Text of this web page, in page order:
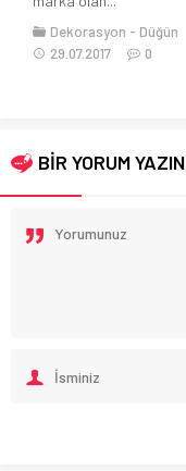
0
BİR YORUM YAZIN